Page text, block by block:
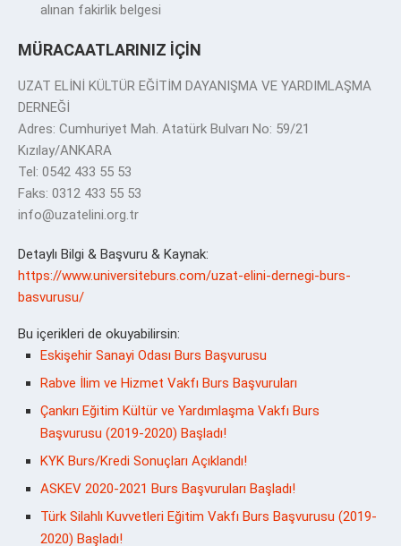
alınan fakirlik belgesi
MÜRACAATLARINIZ İÇİN
UZAT ELİNİ KÜLTÜR EĞİTİM DAYANIŞMA VE YARDIMLAŞMA
DERNEĞİ
Adres: Cumhuriyet Mah. Atatürk Bulvarı No: 59/21
Kızılay/ANKARA
Tel: 0542 433 55 53
Faks: 0312 433 55 53
info@uzatelini.org.tr
Detaylı Bilgi & Başvuru & Kaynak:
https://www.universiteburs.com/uzat-elini-dernegi-burs-
basvurusu/
Bu içerikleri de okuyabilirsin:
Eskişehir Sanayi Odası Burs Başvurusu
Rabve İlim ve Hizmet Vakfı Burs Başvuruları
Çankırı Eğitim Kültür ve Yardımlaşma Vakfı Burs
Başvurusu (2019-2020) Başladı!
KYK Burs/Kredi Sonuçları Açıklandı!
ASKEV 2020-2021 Burs Başvuruları Başladı!
Türk Silahlı Kuvvetleri Eğitim Vakfı Burs Başvurusu (2019-
2020) Başladı!